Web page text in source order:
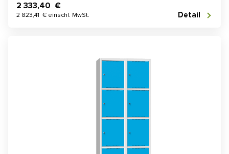
2 333,40 €
2 823,41 € einschl. MwSt. Detail